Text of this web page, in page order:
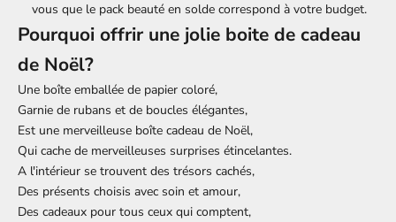
vous que le pack beauté en solde correspond à votre budget.
Pourquoi offrir une jolie boite de cadeau
de Noël?
Une boîte emballée de papier coloré,
Garnie de rubans et de boucles élégantes,
Est une merveilleuse boîte cadeau de Noël,
Qui cache de merveilleuses surprises étincelantes.
A l'intérieur se trouvent des trésors cachés,
Des présents choisis avec soin et amour,
Des cadeaux pour tous ceux qui comptent,